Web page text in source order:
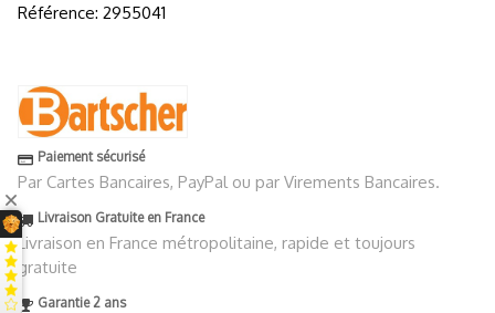
Référence: 2955041
Paiement sécurisé
Par Cartes Bancaires, PayPal ou par Virements Bancaires.
Livraison Gratuite en France
Livraison en France métropolitaine, rapide et toujours
gratuite
Garantie 2 ans